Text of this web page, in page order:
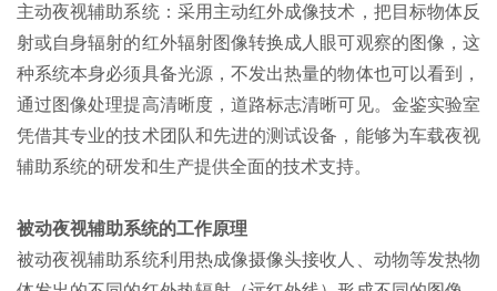
主动夜视辅助系统：采用主动红外成像技术，把目标物体反
射或自身辐射的红外辐射图像转换成人眼可观察的图像，这
种系统本身必须具备光源，不发出热量的物体也可以看到，
通过图像处理提高清晰度，道路标志清晰可见。金鉴实验室
凭借其专业的技术团队和先进的测试设备，能够为车载夜视
辅助系统的研发和生产提供全面的技术支持。
被动夜视辅助系统的工作原理
被动夜视辅助系统利用热成像摄像头接收人、动物等发热物